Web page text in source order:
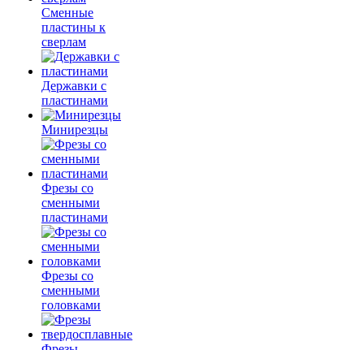
Сменные
пластины к
сверлам
Державки с
пластинами
Минирезцы
Фрезы со
сменными
пластинами
Фрезы со
сменными
головками